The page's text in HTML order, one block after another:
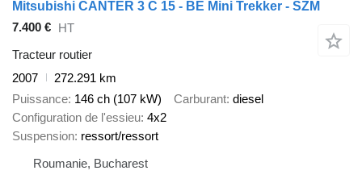
Mitsubishi CANTER 3 C 15 - BE Mini Trekker - SZM
7.400 € HT
Tracteur routier
2007
272.291 km
Puissance 146 ch (107 kW) Carburant diesel
Configuration de l'essieu 4x2
Suspension ressort/ressort
Roumanie, Bucharest